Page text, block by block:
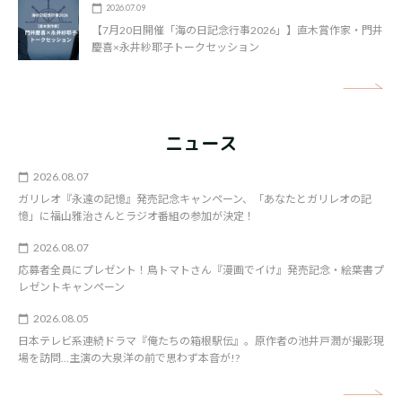
2026.07.09
【7月20日開催「海の日記念行事2026」】直木賞作家・門井
慶喜×永井紗耶子トークセッション
ニュース
2026.08.07
ガリレオ『永遠の記憶』発売記念キャンペーン、「あなたとガリレオの記
憶」に福山雅治さんとラジオ番組の参加が決定！
2026.08.07
応募者全員にプレゼント！鳥トマトさん『漫画でイけ』発売記念・絵葉書プ
レゼントキャンペーン
2026.08.05
日本テレビ系連続ドラマ『俺たちの箱根駅伝』。原作者の池井戸潤が撮影現
場を訪問…主演の大泉洋の前で思わず本音が!?